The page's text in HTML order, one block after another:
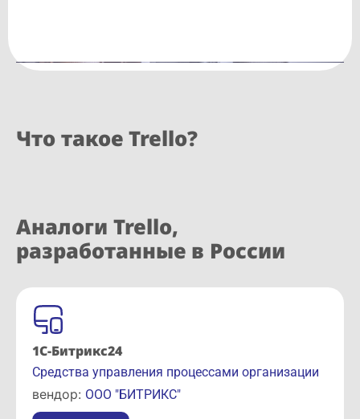
Что такое Trello?
Аналоги Trello,
разработанные в России
1С-Битрикс24
Средства управления процессами организации
вендор: ООО "БИТРИКС"